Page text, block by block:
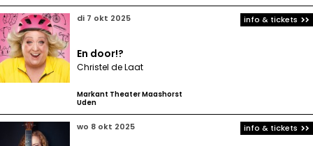
di 7 okt 2025
En door!?
Christel de Laat
Markant Theater Maashorst
Uden
info & tickets
wo 8 okt 2025 info & tickets